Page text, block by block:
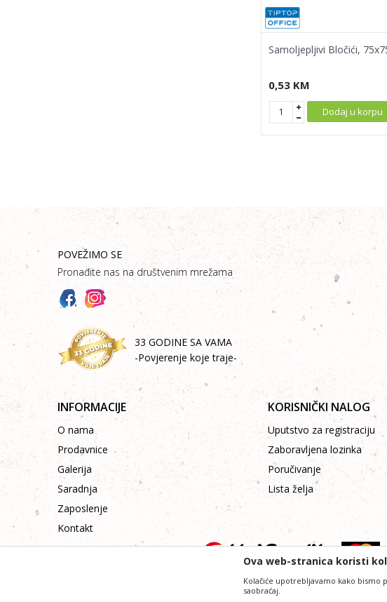
Samoljepljivi Bločići,
0,53 KM
Dodaj u korpu
POVEŽIMO SE
Pronađite nas na društvenim mrežama
33 GODINE SA VAMA
-Povjerenje koje traje-
INFORMACIJE
O nama
Prodavnice
Galerija
Saradnja
Zaposlenje
Kontakt
KORISNIČKI NALOG
Uputstvo za registraciju
Zaboravljena lozinka
Poručivanje
Lista želja
Ova web-stranica koristi
Kolačiće upotrebljavamo kako bismo
saobraćaj.